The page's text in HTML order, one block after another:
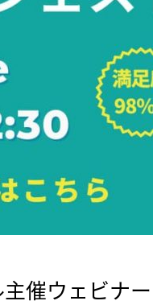
催ウェビナ